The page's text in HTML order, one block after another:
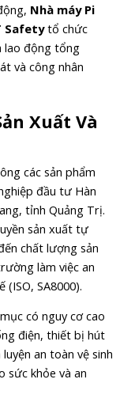
Nhà máy Pi
Safetytổ chức
lao động tổng
và công nhân
Xuất Và
các sản phẩm
đầu tư Hàn
tỉnh Quảng Trị.
sản xuất tự
chất lượng sản
làm việc an
SA8000).
có nguy cơ cao
điện, thiết bị hút
an toàn vệ sinh
sức khỏe và an